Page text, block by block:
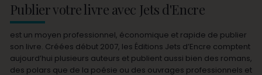
Publier votre livre avec Jets d'Encre
est un moyen professionnel, économique et rapide de publier
son livre. Créées début 2007, les Éditions Jets d’Encre comptent
aujourd’hui plusieurs auteurs et publient aussi bien des romans,
des polars que de la poésie ou des ouvrages professionnels et